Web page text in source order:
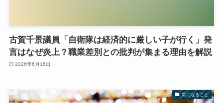
古賀千景議員「自衛隊は経済的に厳しい子が行く」発
言はなぜ炎上？職業差別との批判が集まる理由を解説
2026年6月16日
気になること